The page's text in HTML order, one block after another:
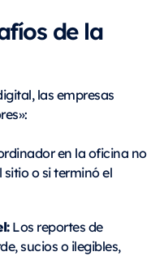
de la
las empresas
en la oficina no
o si terminó el
Los reportes de
sucios o ilegibles,